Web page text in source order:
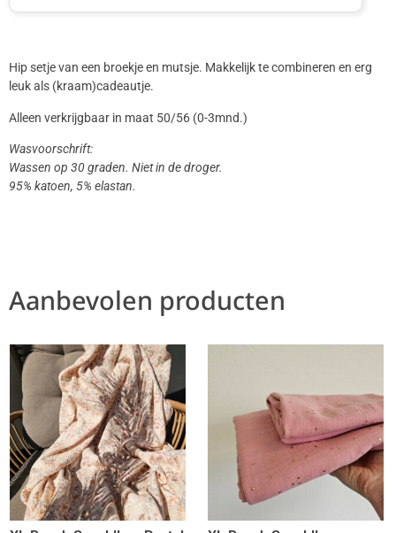
Hip setje van een broekje en mutsje. Makkelijk te combineren en erg
leuk als (kraam)cadeautje.
Alleen verkrijgbaar in maat 50/56 (0-3mnd.)
Wasvoorschrift:
Wassen op 30 graden. Niet in de droger.
95% katoen, 5% elastan.
Aanbevolen producten